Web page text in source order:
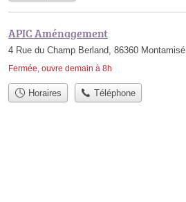
APIC Aménagement
4 Rue du Champ Berland, 86360 Montamisé
Fermée, ouvre demain à 8h
Horaires Téléphone